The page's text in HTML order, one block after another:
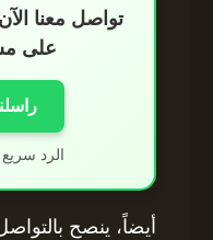
تواصل معنا
على
الرد
أيضاً، ينصح